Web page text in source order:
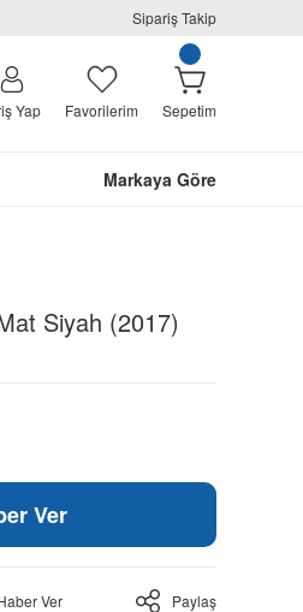
Sipariş Takip
Yap Favorilerim Sepetim
Markaya Göre
Siyah (2017)
Ver
Ver Paylaş